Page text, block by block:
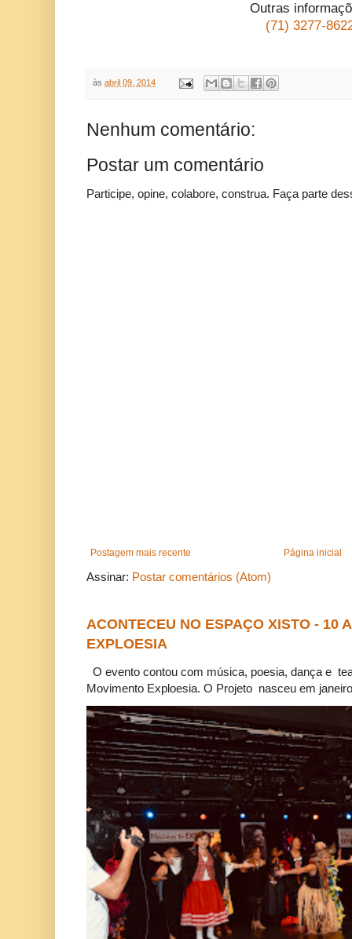
Outras
(71) 3277-
às abril 09, 2014
Nenhum comentário:
Postar um comentário
Participe, opine, colabore, construa. Faça parte
Postagem mais recente Página inicial
Assinar: Postar comentários (Atom)
ACONTECEU NO ESPAÇO XISTO - 10
EXPLOESIA
O evento contou com música, poesia, dança e
Movimento Exploesia. O Projeto nasceu em